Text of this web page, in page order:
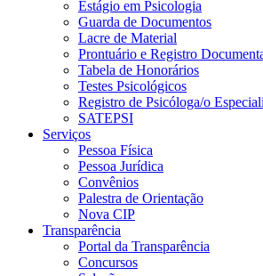
Estágio em Psicologia
Guarda de Documentos
Lacre de Material
Prontuário e Registro
Tabela de Honorários
Testes Psicológicos
Registro de Psicóloga/o
SATEPSI
Serviços
Pessoa Física
Pessoa Jurídica
Convênios
Palestra de Orientação
Nova CIP
Transparência
Portal da Transparência
Concursos